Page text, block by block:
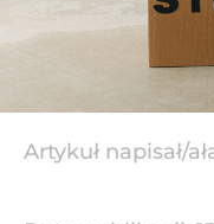
Artykuł napisał/